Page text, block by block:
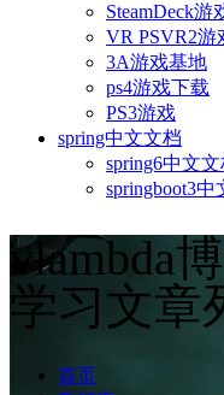
SteamDeck游
VR PSVR2游
3A游戏基地
ps4游戏下载
PS3游戏
spring中文文档
spring6中文文
springboot3中
vlambda
学习文章
首页